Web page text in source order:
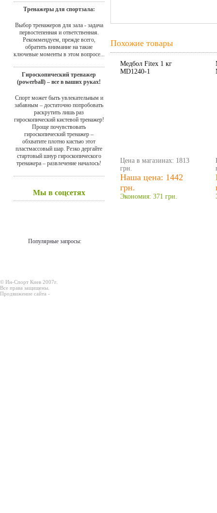
Тренажеры для спортзала:
Выбор тренажеров для зала - задача
первостепенная и ответственная.
Рекоммендуем, прежде всего,
обратить внимание на такие
ключевые моменты в этом вопросе...
Гироскопический тренажер
(powerball) – все в ваших руках!
Спорт может быть увлекательным и
забавным – достаточно попробовать
раскрутить лишь раз
гироскопический кистевой тренажер!
Проще почувствовать
гироскопический тренажер –
обхватите плотно кистью этот
пластмассовый шар. Резко дергайте
стартовый шнур гироскопического
тренажера – развлечение началось!
Мы в соцсетях
Популярные запросы:
Похожие товары
Медбол Fitex 1 кг
MD1240-1
Цена в магазинах: 1813
грн.
Наша цена: 1442
грн.
Экономия: 371 грн.
© Ин-Спорт Киев 2007г.
Все права защищены.
Продвижение сайта -